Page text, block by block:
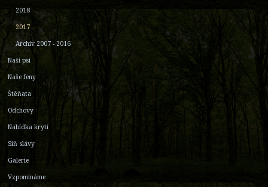
2018
2017
Archiv 2007 - 2016
Naši psi
Naše feny
Štěňata
Odchovy
Nabídka krytí
Síň slávy
Galerie
Vzpomínáme